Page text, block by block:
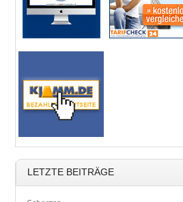
LETZTE BEITRÄGE